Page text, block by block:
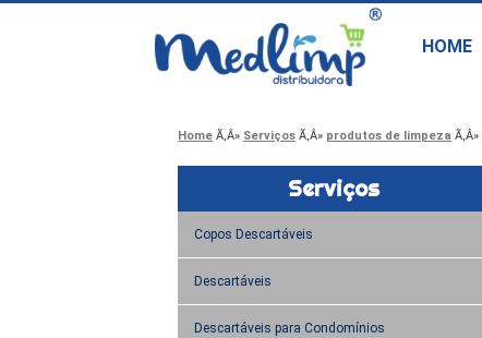
HOME
Home Serviços produtos de limpeza
Serviços
Copos Descartáveis
Descartáveis
Descartáveis para Condomínios